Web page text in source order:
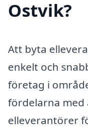
Ostvik?
Att byta
enkelt och
företag i
fördelarna med
elleverantörer